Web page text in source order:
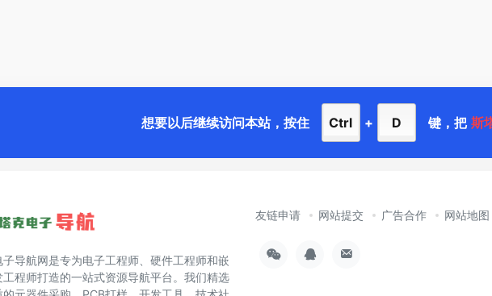
想要以后继续访问本站，按住 Ctrl + D 键，把 斯
子导航网是专为电子工程师、硬件工程师和嵌
工程师打造的一站式资源导航平台。我们精选
友链申请 网站提交 广告合作 网站地图